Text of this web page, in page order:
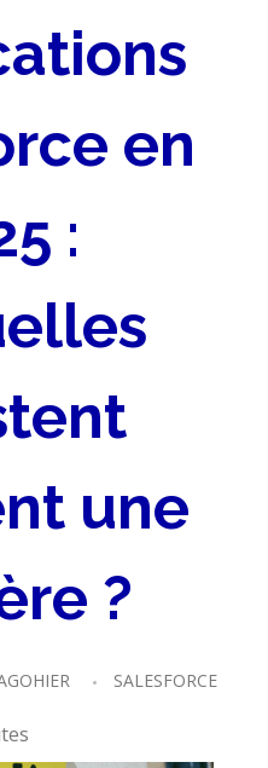
en
:
une
?
SALESFORCE